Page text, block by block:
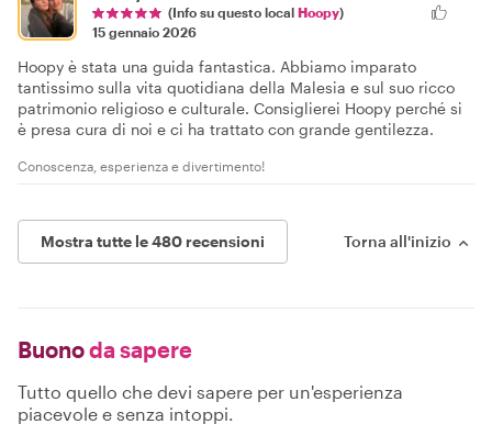
(Info su questo local Hoopy)
15 gennaio 2026
Hoopy è stata una guida fantastica. Abbiamo imparato
tantissimo sulla vita quotidiana della Malesia e sul suo ricco
patrimonio religioso e culturale. Consiglierei Hoopy perché si
è presa cura di noi e ci ha trattato con grande gentilezza.
Conoscenza, esperienza e divertimento!
Mostra tutte le 480 recensioni Torna all'inizio
Buonoda sapere
Tutto quello che devi sapere per un'esperienza
piacevole e senza intoppi.